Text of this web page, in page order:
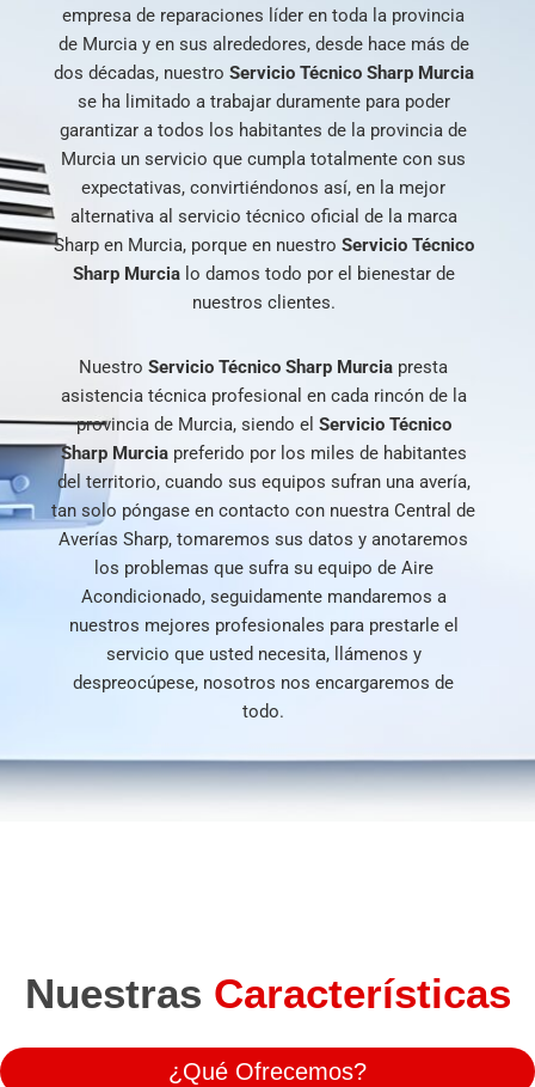
empresa de reparaciones líder en toda la provincia
de Murcia y en sus alrededores, desde hace más de
dos décadas, nuestro Servicio Técnico Sharp Murcia
se ha limitado a trabajar duramente para poder
garantizar a todos los habitantes de la provincia de
Murcia un servicio que cumpla totalmente con sus
expectativas, convirtiéndonos así, en la mejor
alternativa al servicio técnico oficial de la marca
Sharp en Murcia, porque en nuestro Servicio Técnico
Sharp Murcialo damos todo por el bienestar de
nuestros clientes.
Nuestro Servicio Técnico Sharp Murcia presta
asistencia técnica profesional en cada rincón de la
provincia de Murcia, siendo el Servicio Técnico
Sharp Murciapreferido por los miles de habitantes
del territorio, cuando sus equipos sufran una avería,
tan solo póngase en contacto con nuestra Central de
Averías Sharp, tomaremos sus datos y anotaremos
los problemas que sufra su equipo de Aire
Acondicionado, seguidamente mandaremos a
nuestros mejores profesionales para prestarle el
servicio que usted necesita, llámenos y
despreocúpese, nosotros nos encargaremos de
todo.
Nuestras Características
¿Qué Ofrecemos?